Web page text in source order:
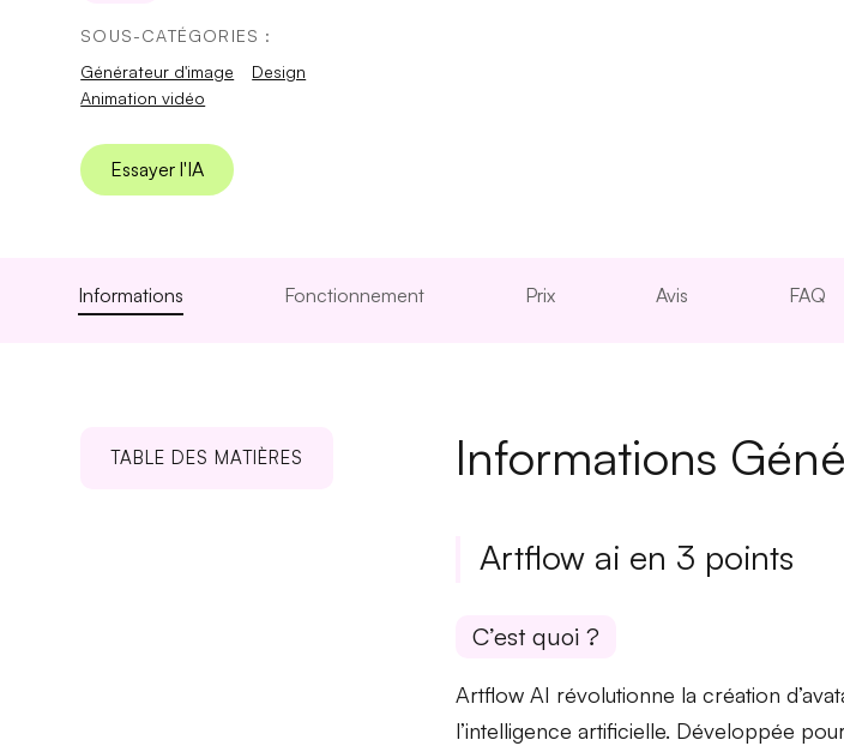
SOUS-CATÉGORIES :
Générateur d'image
Design
Animation vidéo
Essayer l'IA
Informations Fonctionnement Prix Avis FAQ
TABLE DES MATIÈRES Informations
Artflow ai en 3 points
C’est quoi ?
Artflow AI révolutionne la création
l’intelligence artificielle. Développée